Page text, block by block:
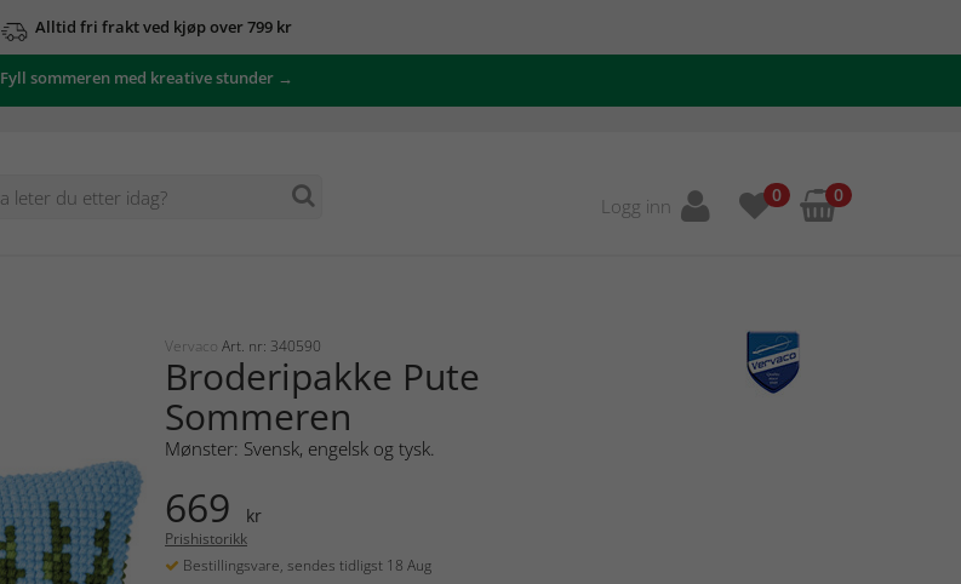
Alltid fri frakt ved kjøp over 799 kr
Fyll sommeren med kreative stunder →
Logg inn 0 0
Vervaco Art. nr: 340590
Broderipakke Pute
Sommeren
Mønster: Svensk, engelsk og tysk.
669 kr
Prishistorikk
Bestillingsvare, sendes tidligst 18 Aug